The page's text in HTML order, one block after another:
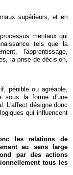
supérieurs, et en
mentaux qui
tels que la
l'apprentissage,
la prise de décision,
pénible ou agréable,
sous la forme d'une
L'affect désigne donc
qui influencent
les relations de
au sens large
par des actions
tous les